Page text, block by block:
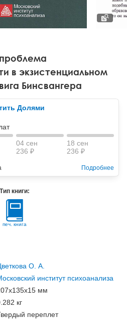
панические атаки
гипноз и НЛП
психология
психоанализ
в экзистенциальном
Бинсвангера
Долями
04 сен
236 ₽
18 сен
236 ₽
Подробнее
Тип книги:
печ. книга
О. А.
институт психоанализа
мм
кг
переплет